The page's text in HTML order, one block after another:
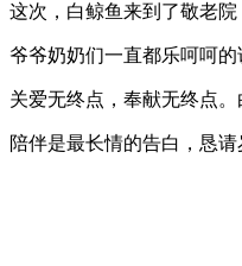
这次，白鲸鱼来到了敬老
爷爷奶奶们一直都乐呵呵
关爱无终点，奉献无终点
陪伴是最长情的告白，恳